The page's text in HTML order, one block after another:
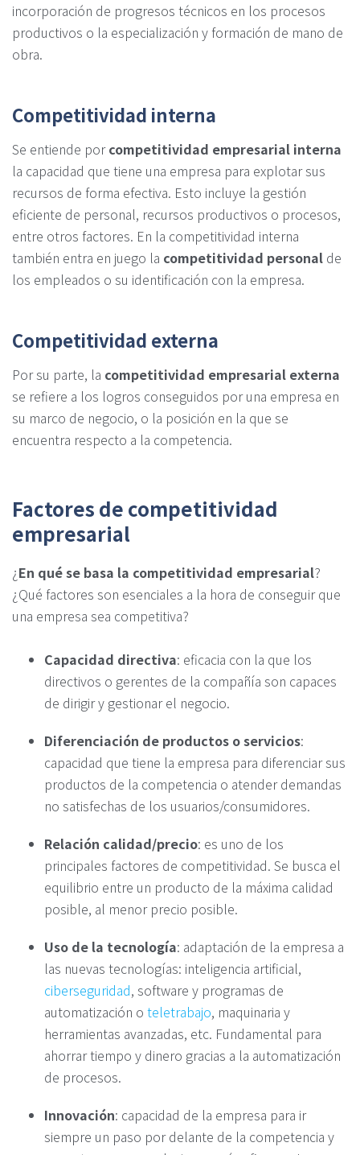
incorporación de progresos técnicos en los procesos
productivos o la especialización y formación de mano de
obra.
Competitividad interna
Se entiende porcompetitividad empresarial interna
la capacidad que tiene una empresa para explotar sus
recursos de forma efectiva. Esto incluye la gestión
eficiente de personal, recursos productivos o procesos,
entre otros factores. En la competitividad interna
también entra en juego la competitividad personal de
los empleados o su identificación con la empresa.
Competitividad externa
Por su parte, la competitividad empresarial externa
se refiere a los logros conseguidos por una empresa en
su marco de negocio, o la posición en la que se
encuentra respecto a la competencia.
Factores de competitividad
empresarial
¿En qué se basa la competitividad empresarial?
¿Qué factores son esenciales a la hora de conseguir que
una empresa sea competitiva?
Capacidad directiva: eficacia con la que los
directivos o gerentes de la compañía son capaces
de dirigir y gestionar el negocio.
Diferenciación de productos o servicios:
capacidad que tiene la empresa para diferenciar sus
productos de la competencia o atender demandas
no satisfechas de los usuarios/consumidores.
Relación calidad/precio: es uno de los
principales factores de competitividad. Se busca el
equilibrio entre un producto de la máxima calidad
posible, al menor precio posible.
Uso de la tecnología: adaptación de la empresa a
las nuevas tecnologías: inteligencia artificial,
ciberseguridad, software y programas de
automatización o teletrabajo, maquinaria y
herramientas avanzadas, etc. Fundamental para
ahorrar tiempo y dinero gracias a la automatización
de procesos.
Innovación: capacidad de la empresa para ir
siempre un paso por delante de la competencia y